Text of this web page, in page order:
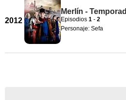
2012
Merlín -
Episodios 1 - 2
Personaje: Sefa